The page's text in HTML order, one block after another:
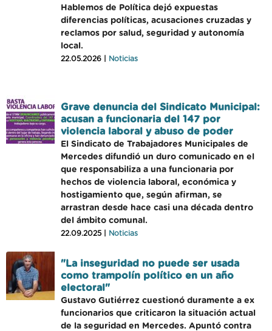
Hablemos de Política dejó expuestas
diferencias políticas, acusaciones cruzadas y
reclamos por salud, seguridad y autonomía
local.
22.05.2026 | Noticias
Grave denuncia del Sindicato Municipal:
acusan a funcionaria del 147 por
violencia laboral y abuso de poder
El Sindicato de Trabajadores Municipales de
Mercedes difundió un duro comunicado en el
que responsabiliza a una funcionaria por
hechos de violencia laboral, económica y
hostigamiento que, según afirman, se
arrastran desde hace casi una década dentro
del ámbito comunal.
22.09.2025 | Noticias
"La inseguridad no puede ser usada
como trampolín político en un año
electoral"
Gustavo Gutiérrez cuestionó duramente a ex
funcionarios que criticaron la situación actual
de la seguridad en Mercedes. Apuntó contra